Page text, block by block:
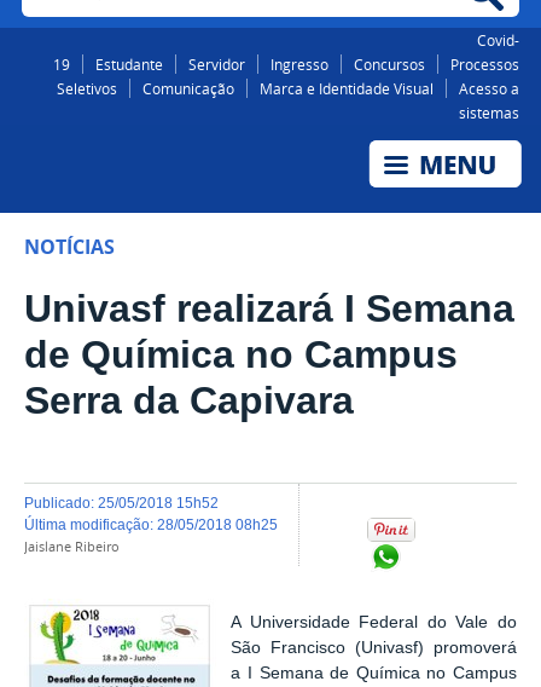
Covid-
19
Estudante Servidor Ingresso Concursos
Processos
Seletivos
Comunicação Marca e Identidade Visual
Acesso a
sistemas
NOTÍCIAS
Univasf realizará I Semana
de Química no Campus
Serra da Capivara
publicado: 25/05/2018 15h52
última modificação: 28/05/2018 08h25
Jaislane Ribeiro
A Universidade Federal do Vale do
São Francisco (Univasf) promoverá
a I Semana de Química no Campus